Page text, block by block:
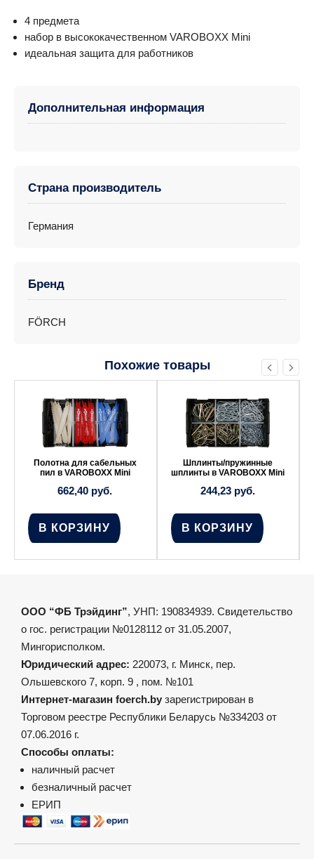
4 предмета
набор в высококачественном VAROBOXX Mini
идеальная защита для работников
Дополнительная информация
Страна производитель
Германия
Бренд
FÖRCH
Похожие товары
Полотна для сабельных
пил в VAROBOXX Mini
662,40 руб.
В КОРЗИНУ
Шплинты/пружинные
шплинты в VAROBOXX Mini
244,23 руб.
В КОРЗИНУ
ООО “ФБ Трэйдинг”, УНП: 190834939. Свидетельство
о гос. регистрации №0128112 от 31.05.2007,
Мингорисполком.
Юридический адрес: 220073, г. Минск, пер.
Ольшевского 7, корп. 9 , пом. №101
Интернет-магазин foerch.by зарегистрирован в
Торговом реестре Республики Беларусь №334203 от
07.06.2016 г.
Способы оплаты:
наличный расчет
безналичный расчет
ЕРИП